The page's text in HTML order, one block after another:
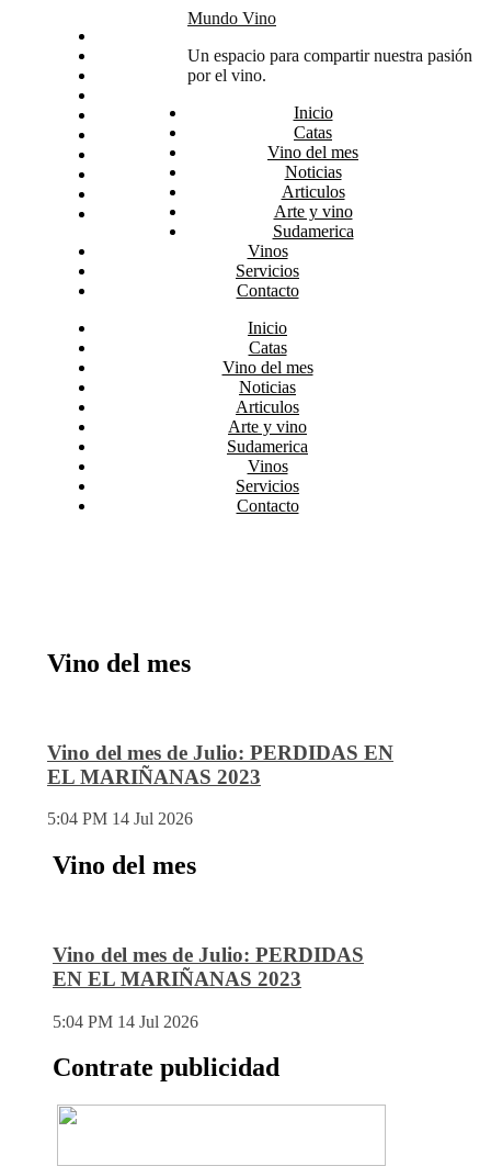
Arte y vino
Sudamerica
Mundo Vino
Un espacio para compartir nuestra pasión
por el vino.
Inicio
Catas
Vino del mes
Noticias
Articulos
Arte y vino
Sudamerica
Vinos
Servicios
Contacto
Inicio
Catas
Vino del mes
Noticias
Articulos
Arte y vino
Sudamerica
Vinos
Servicios
Contacto
Vino del mes
Vino del mes de Julio: PERDIDAS EN
EL MARIÑANAS 2023
5:04 PM 14 Jul 2026
Vino del mes
Vino del mes de Julio: PERDIDAS
EN EL MARIÑANAS 2023
5:04 PM 14 Jul 2026
Contrate publicidad